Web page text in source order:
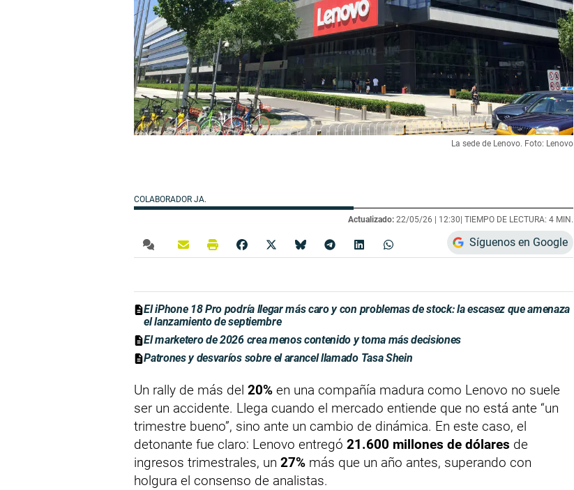
La sede de Lenovo. Foto: Lenovo
COLABORADOR JA.
Actualizado: 22/05/26 | 12:30 | TIEMPO DE LECTURA: 4 MIN.
Síguenos en Google
El iPhone 18 Pro podría llegar más caro y con problemas de stock: la escasez que amenaza
el lanzamiento de septiembre
El marketero de 2026 crea menos contenido y toma más decisiones
Patrones y desvaríos sobre el arancel llamado Tasa Shein
Un rally de más del 20% en una compañía madura como Lenovo no suele
ser un accidente. Llega cuando el mercado entiende que no está ante “un
trimestre bueno”, sino ante un cambio de dinámica. En este caso, el
detonante fue claro: Lenovo entregó 21.600 millones de dólares de
ingresos trimestrales, un 27% más que un año antes, superando con
holgura el consenso de analistas.